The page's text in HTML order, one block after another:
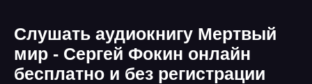
Слушать аудиокнигу Мертвый
мир - Сергей Фокин онлайн
бесплатно и без регистрации